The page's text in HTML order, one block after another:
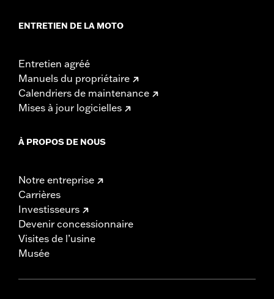
ENTRETIEN DE LA MOTO
Entretien agréé
Manuels du propriétaire
Calendriers de maintenance
Mises à jour logicielles
À PROPOS DE NOUS
Notre entreprise
Carrières
Investisseurs
Devenir concessionnaire
Visites de l’usine
Musée